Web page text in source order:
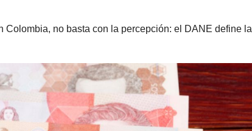
no basta con la percepción: el DANE define la